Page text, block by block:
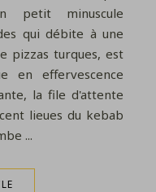
petit minuscule
qui débite à une
pizzas turques, est
effervescence
la file d'attente
lieues du kebab
...